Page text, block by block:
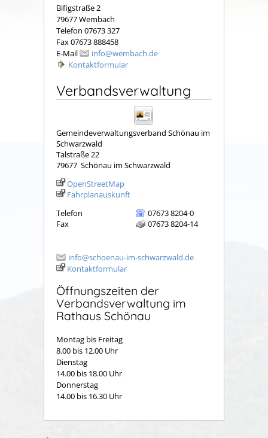
Bifigstraße 2
79677 Wembach
Telefon 07673 327
Fax 07673 888458
E-Mail
info@wembach.de
Kontaktformular
Verbandsverwaltung
Gemeindeverwaltungsverband Schönau im
Schwarzwald
Talstraße 22
79677 Schönau im Schwarzwald
OpenStreetMap
Fahrplanauskunft
Telefon
07673 8204-0
Fax
07673 8204-14
info@schoenau-im-schwarzwald.de
Kontaktformular
Öffnungszeiten der
Verbandsverwaltung im
Rathaus Schönau
Montag bis Freitag
8.00 bis 12.00 Uhr
Dienstag
14.00 bis 18.00 Uhr
Donnerstag
14.00 bis 16.30 Uhr